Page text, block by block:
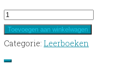
Hoe
bedenk
je
het?
Toevoegen aan winkelwagen
Categorie: Leerboeken